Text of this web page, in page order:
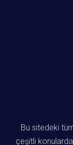
Bu sitedeki
çeşitli